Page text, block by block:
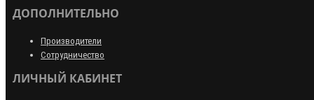
ДОПОЛНИТЕЛЬНО
Производители
Сотрудничество
ЛИЧНЫЙ КАБИНЕТ